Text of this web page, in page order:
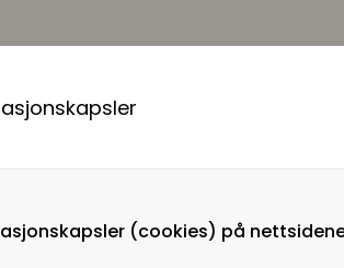
(cookies) på
å lese hele
medlem i HR